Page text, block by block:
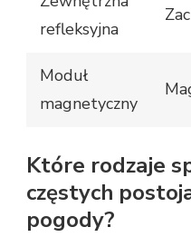
refleksyjna
Moduł
magnetyczny
Które rodzaje
częstych
pogody?